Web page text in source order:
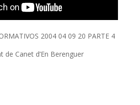
2004 04 09 20 PARTE 4
de Canet d’En Berenguer